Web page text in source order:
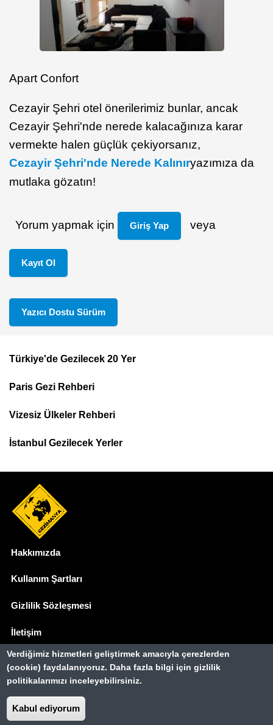
Apart Confort
Cezayir Şehri otel önerilerimiz bunlar, ancak
Cezayir Şehri'nde nerede kalacağınıza karar
vermekte halen güçlük çekiyorsanız,
Cezayir Şehri'nde Nerede Kalınıryazımıza da
mutlaka gözatın!
Yorum yapmak için Giriş Yap veya
Kayıt Ol
Yazıcı Dostu Sürüm
Top
Menu
Türkiye'de Gezilecek 20 Yer
Paris Gezi Rehberi
Vizesiz Ülkeler Rehberi
İstanbul Gezilecek Yerler
Hakkımızda
Kullanım Şartları
Gizlilik Sözleşmesi
İletişim
Basında Biz
Gezimanya Turizm, TÜRSAB'a kayıtlı bir
Verdiğimiz hizmetleri geliştirmek amacıyla çerezlerden
(cookie) faydalanıyoruz. Daha fazla bilgi için gizlilik
politikalarımızı inceleyebilirsiniz.
Kabul ediyorum